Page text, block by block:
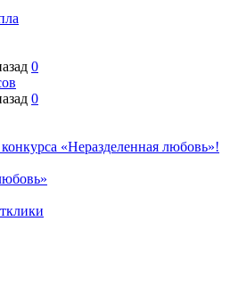
0
0
«Неразделенная любовь»!